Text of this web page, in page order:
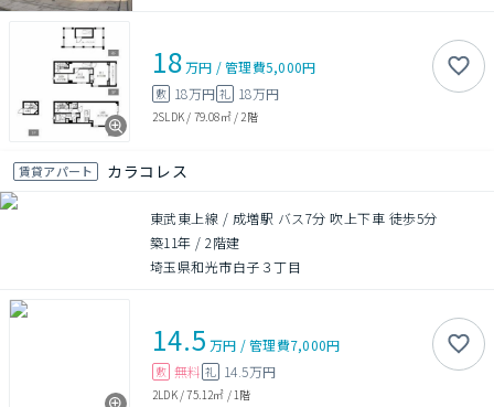
18万円 /管理費5,000円
敷 18万円 礼 18万円
2SLDK / 79.08㎡/ 2階
賃貸アパート カラコレス
東武東上線 / 成増駅 バス7分 吹上下車 徒歩5分
築11年 /2階建
埼玉県和光市白子３丁目
14.5 万円 /管理費7,000円
敷 無料 礼 14.5万円
2LDK/75.12㎡ / 1階